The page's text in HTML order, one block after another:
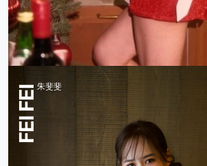
朱斐斐
FEI FEI